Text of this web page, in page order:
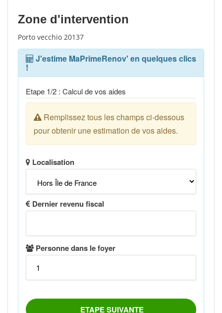
Zone d'intervention
Porto vecchio 20137